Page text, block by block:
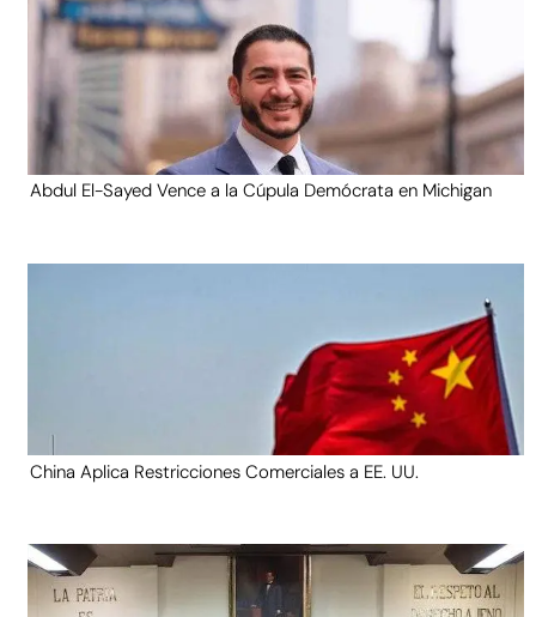
Abdul El-Sayed Vence a la Cúpula Demócrata en Michigan
China Aplica Restricciones Comerciales a EE. UU.